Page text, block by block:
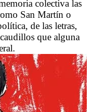
colectiva las
San Martín o
de las letras,
que alguna